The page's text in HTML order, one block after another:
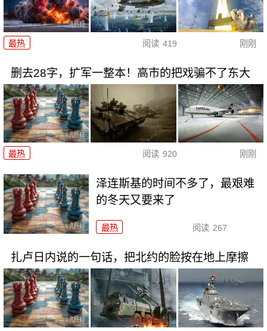
最热 阅读 419 刚刚
删去28字，扩军一整本！高市的把戏骗不了东大
最热 阅读 920 刚刚
泽连斯基的时间不多了，最艰难
的冬天又要来了
最热 阅读 267
扎卢日内说的一句话，把北约的脸按在地上摩擦